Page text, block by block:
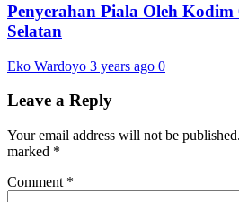
Penyerahan Piala Oleh
Selatan
Eko Wardoyo 3 years ago 0
Leave a Reply
Your email address will not be published.
marked *
Comment *